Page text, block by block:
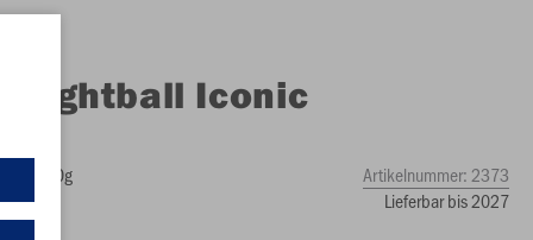
Lightball Iconic
350g Artikelnummer: 2373
Lieferbar bis 2027